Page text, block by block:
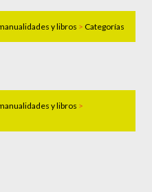
y libros > Categorías
y libros >